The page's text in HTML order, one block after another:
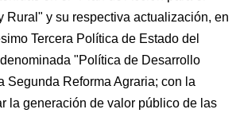
Rural" y su respectiva actualización, en
Tercera Política de Estado del
"Política de Desarrollo
Segunda Reforma Agraria; con la
la generación de valor público de las